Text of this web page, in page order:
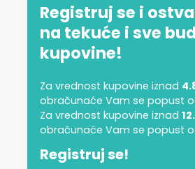
Registruj se i
na tekuće i sve
kupovine!
Za vrednost kupovine iznad
obračunaće Vam se popust
Za vrednost kupovine iznad
obračunaće Vam se popust
Registruj se!